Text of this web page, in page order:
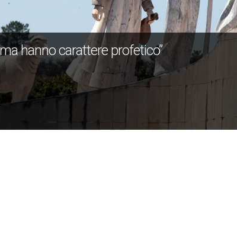
hanno carattere profetico”